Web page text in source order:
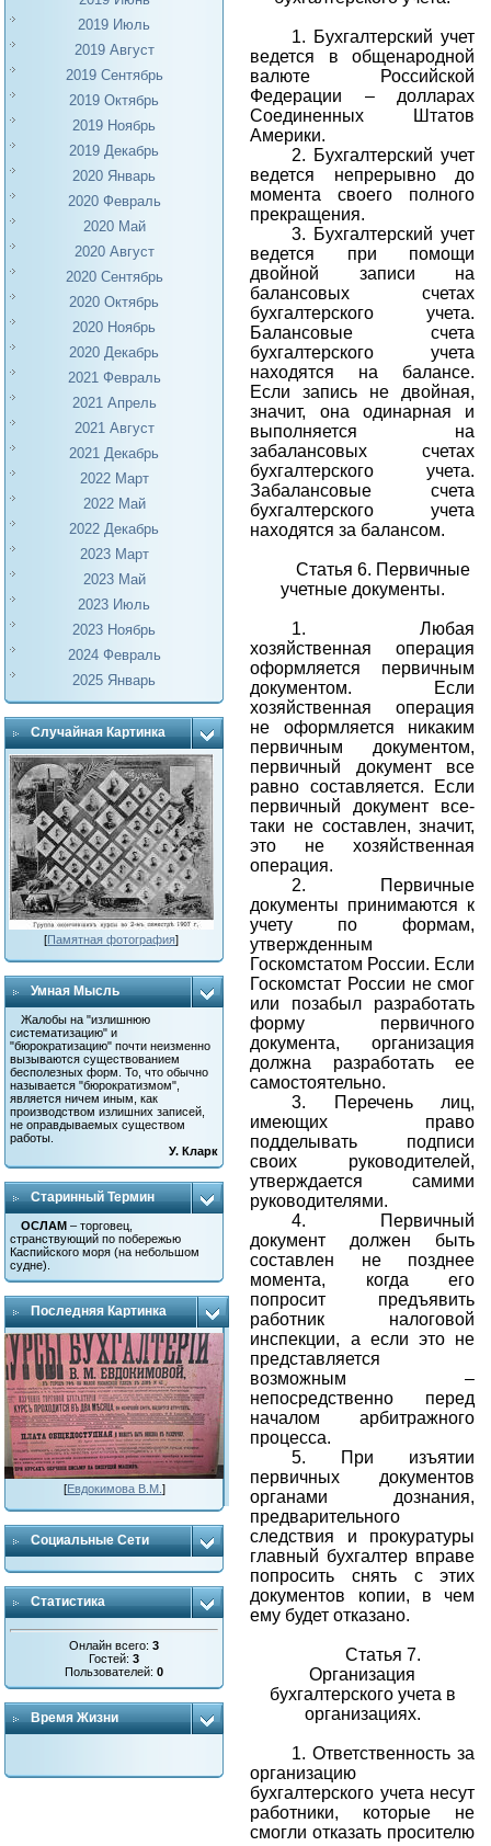
2019 Июль
2019 Август
2019 Сентябрь
2019 Октябрь
2019 Ноябрь
2019 Декабрь
2020 Январь
2020 Февраль
2020 Май
2020 Август
2020 Сентябрь
2020 Октябрь
2020 Ноябрь
2020 Декабрь
2021 Февраль
2021 Апрель
2021 Август
2021 Декабрь
2022 Март
2022 Май
2022 Декабрь
2023 Март
2023 Май
2023 Июль
2023 Ноябрь
2024 Февраль
2025 Январь
Случайная Картинка
[Памятная фотография]
Умная Мысль
Жалобы на "излишнюю
систематизацию" и
"бюрократизацию" почти неизменно
вызываются существованием
бесполезных форм. То, что обычно
называется "бюрократизмом",
является ничем иным, как
производством излишних записей,
не оправдываемых существом
работы.
У. Кларк
Старинный Термин
ОСЛАМ – торговец,
странствующий по побережью
Каспийского моря (на небольшом
судне).
Последняя Картинка
[Евдокимова В.М. ]
Социальные Сети
Статистика
Онлайн всего:3
Гостей:3
Пользователей:0
Время Жизни
1. Бухгалтерский учет
ведется в общенародной
валюте Российской
Федерации – долларах
Соединенных Штатов
Америки.
2. Бухгалтерский учет
ведется непрерывно до
момента своего полного
прекращения.
3. Бухгалтерский учет
ведется при помощи
двойной записи на
балансовых счетах
бухгалтерского учета.
Балансовые счета
бухгалтерского учета
находятся на балансе.
Если запись не двойная,
значит, она одинарная и
выполняется на
забалансовых счетах
бухгалтерского учета.
Забалансовые счета
бухгалтерского учета
находятся за балансом.
Статья 6. Первичные
учетные документы.
1.Любая
хозяйственная операция
оформляется первичным
документом. Если
хозяйственная операция
не оформляется никаким
первичным документом,
первичный документ все
равно составляется. Если
первичный документ все-
таки не составлен, значит,
это не хозяйственная
операция.
2. Первичные
документы принимаются к
учету по формам,
утвержденным
Госкомстатом России. Если
Госкомстат России не смог
или позабыл разработать
форму первичного
документа, организация
должна разработать ее
самостоятельно.
3.
Перечень лиц,
имеющих право
подделывать подписи
своих руководителей,
утверждается самими
руководителями.
4. Первичный
документ должен быть
составлен не позднее
момента, когда его
попросит предъявить
работник налоговой
инспекции, а если это не
представляется
возможным –
непосредственно перед
началом арбитражного
процесса.
5. При изъятии
первичных документов
органами дознания,
предварительного
следствия и прокуратуры
главный бухгалтер вправе
попросить снять с этих
документов копии, в чем
ему будет отказано.
Статья 7.
Организация
бухгалтерского учета в
организациях.
1.Ответственность за
организацию
бухгалтерского учета несут
работники, которые не
смогли отказать просителю